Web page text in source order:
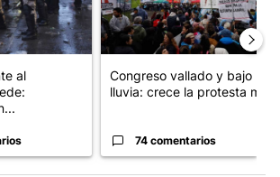
al
Congreso vallado y bajo la
lluvia: crece la protesta mi...
74 comentarios